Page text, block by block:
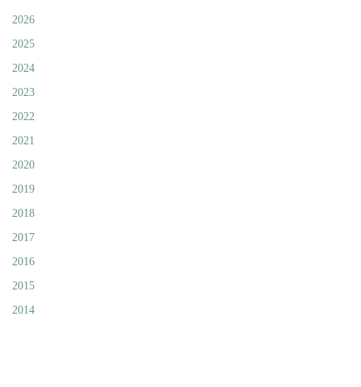
2026
2025
2024
2023
2022
2021
2020
2019
2018
2017
2016
2015
2014